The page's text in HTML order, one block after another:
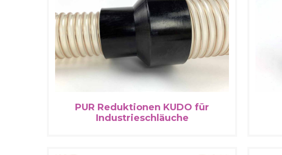
PUR Reduktionen KUDO für
Industrieschläuche